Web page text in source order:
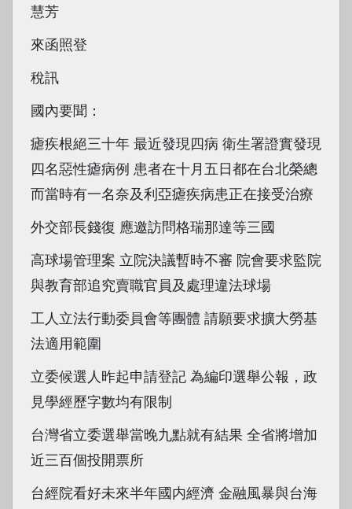
慧芳
來函照登
稅訊
國內要聞：
瘧疾根絕三十年 最近發現四病 衛生署證實發現
四名惡性瘧病例 患者在十月五日都在台北榮總
而當時有一名奈及利亞瘧疾病患正在接受治療
外交部長錢復 應邀訪問格瑞那達等三國
高球場管理案 立院決議暫時不審 院會要求監院
與教育部追究賣職官員及處理違法球場
工人立法行動委員會等團體 請願要求擴大勞基
法適用範圍
立委候選人昨起申請登記 為編印選舉公報，政
見學經歷字數均有限制
台灣省立委選舉當晚九點就有結果 全省將增加
近三百個投開票所
台經院看好未來半年國内經濟 金融風暴與台海